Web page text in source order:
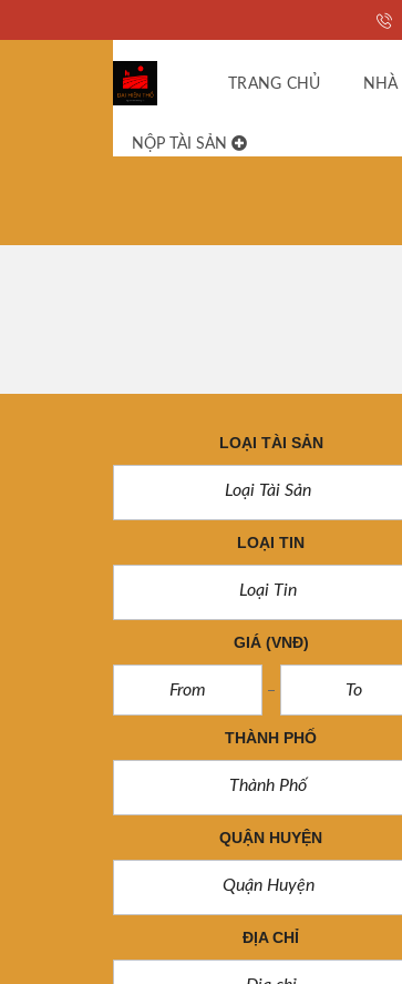
TRANG CHỦ NHÀ
NỘP TÀI SẢN
LOẠI TÀI SẢN
Loại Tài Sản
LOẠI TIN
Loại Tin
GIÁ (VNĐ)
THÀNH PHỐ
Thành Phố
QUẬN HUYỆN
Quận Huyện
ĐỊA CHỈ